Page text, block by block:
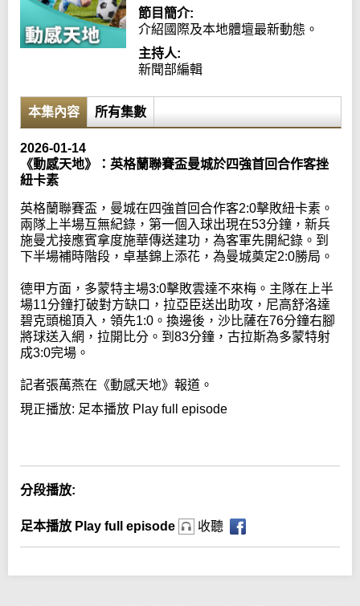
節目簡介:
介紹國際及本地體壇最新動態。
主持人:
新聞部編輯
本集內容 所有集數
2026-01-14
《動感天地》：英格蘭聯賽盃曼城於四強首回合作客挫
紐卡素
英格蘭聯賽盃，曼城在四強首回合作客2:0擊敗紐卡素。
兩隊上半場互無紀錄，第一個入球出現在53分鐘，新兵
施曼尤接應賓拿度施華傳送建功，為客軍先開紀錄。到
下半場補時階段，卓基錦上添花，為曼城奠定2:0勝局。
德甲方面，多蒙特主場3:0擊敗雲達不來梅。主隊在上半
場11分鐘打破對方缺口，拉亞臣送出助攻，尼高舒洛達
碧克頭槌頂入，領先1:0。換邊後，沙比薩在76分鐘右腳
將球送入網，拉開比分。到83分鐘，古拉斯為多蒙特射
成3:0完場。
記者張萬燕在《動感天地》報道。
現正播放: 足本播放 Play full episode
分段播放:
足本播放 Play full episode 收聽